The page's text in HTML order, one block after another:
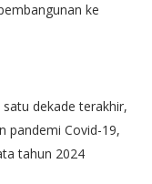
ke
dekade terakhir,
pandemi Covid-19,
tahun 2024